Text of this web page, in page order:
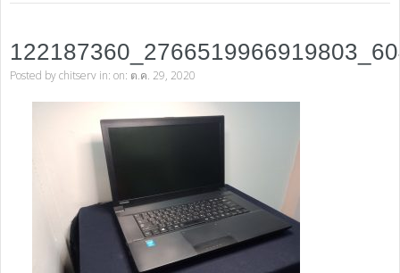
Posted bychitserv in: on: ต.ค. 29, 2020